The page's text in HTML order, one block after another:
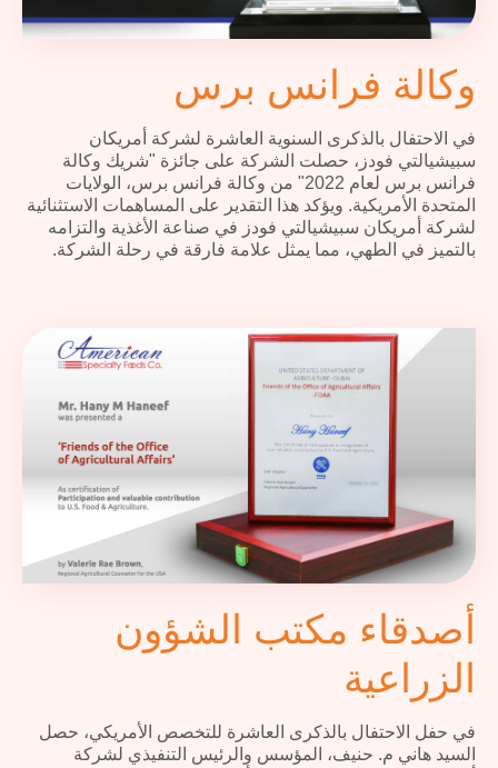
وكالة فرانس برس
في الاحتفال بالذكرى السنوية العاشرة لشركة أمريكان
سبيشيالتي فودز، حصلت الشركة على جائزة "شريك وكالة
فرانس برس لعام 2022" من وكالة فرانس برس، الولايات
المتحدة الأمريكية. ويؤكد هذا التقدير على المساهمات الاستثنائية
لشركة أمريكان سبيشيالتي فودز في صناعة الأغذية والتزامه
بالتميز في الطهي، مما يمثل علامة فارقة في رحلة الشركة.
أصدقاء مكتب الشؤون
الزراعية
في حفل الاحتفال بالذكرى العاشرة للتخصص الأمريكي، حصل
السيد هاني م. حنيف، المؤسس والرئيس التنفيذي لشركة